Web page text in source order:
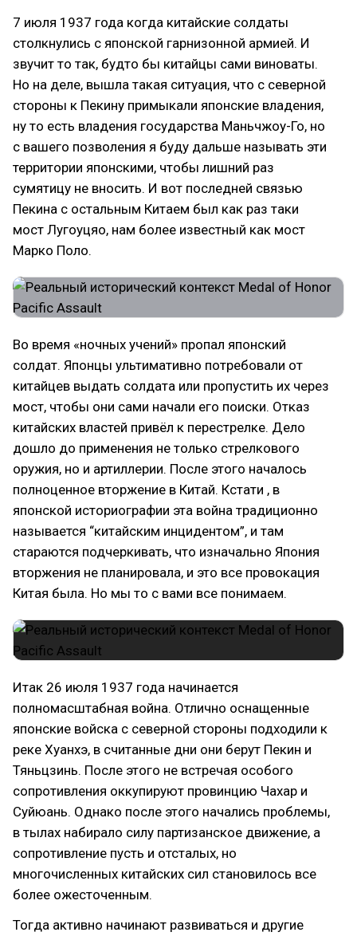
7 июля 1937 года когда китайские солдаты
столкнулись с японской гарнизонной армией. И
звучит то так, будто бы китайцы сами виноваты.
Но на деле, вышла такая ситуация, что с северной
стороны к Пекину примыкали японские владения,
ну то есть владения государства Маньчжоу-Го, но
с вашего позволения я буду дальше называть эти
территории японскими, чтобы лишний раз
сумятицу не вносить. И вот последней связью
Пекина с остальным Китаем был как раз таки
мост Лугоуцяо, нам более известный как мост
Марко Поло.
Во время «ночных учений» пропал японский
солдат. Японцы ультимативно потребовали от
китайцев выдать солдата или пропустить их через
мост, чтобы они сами начали его поиски. Отказ
китайских властей привёл к перестрелке. Дело
дошло до применения не только стрелкового
оружия, но и артиллерии. После этого началось
полноценное вторжение в Китай. Кстати , в
японской историографии эта война традиционно
называется “китайским инцидентом”, и там
стараются подчеркивать, что изначально Япония
вторжения не планировала, и это все провокация
Китая была. Но мы то с вами все понимаем.
Итак 26 июля 1937 года начинается
полномасштабная война. Отлично оснащенные
японские войска с северной стороны подходили к
реке Хуанхэ, в считанные дни они берут Пекин и
Тяньцзинь. После этого не встречая особого
сопротивления оккупируют провинцию Чахар и
Суйюань. Однако после этого начались проблемы,
в тылах набирало силу партизанское движение, а
сопротивление пусть и отсталых, но
многочисленных китайских сил становилось все
более ожесточенным.
Тогда активно начинают развиваться и другие